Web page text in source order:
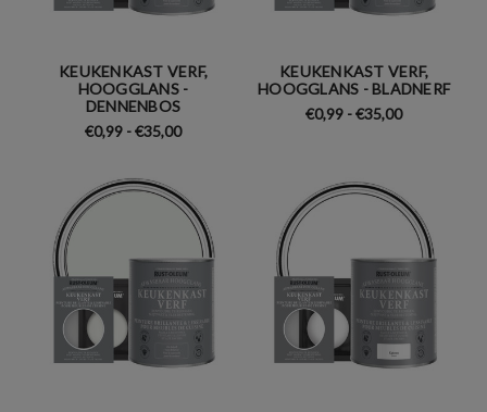
KEUKENKAST VERF,
HOOGGLANS -
DENNENBOS
€0,99 - €35,00
KEUKENKAST VERF,
HOOGGLANS - BLADNERF
€0,99 - €35,00